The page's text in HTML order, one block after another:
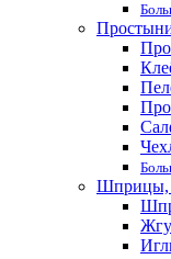
Шприцы,